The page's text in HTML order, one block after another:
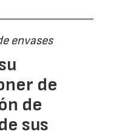
envases
de
de
sus